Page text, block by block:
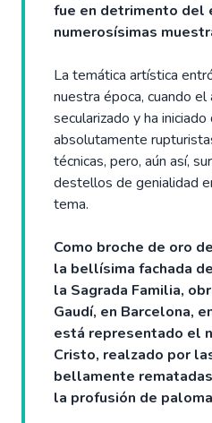
fue en detrimento del
numerosísimas
La temática artística
nuestra época, cuando el
secularizado y ha
absolutamente
técnicas, pero, aún así,
destellos de genialidad
tema.
Como broche de oro
la bellísima fachada
la Sagrada Familia,
Gaudí, en Barcelona,
está representado el
Cristo, realzado por
bellamente
la profusión de